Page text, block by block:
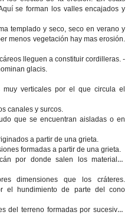
se forman los valles encajados y
templado y seco, seco en verano y
menos vegetación hay mas erosión.
lleguen a constituir cordilleras. -
glacis.
verticales por el que circula el
canales y surcos.
que se encuentran aisladas o en
a partir de una grieta.
formadas a partir de una grieta.
por donde salen los materiales
dimensiones que los cráteres.
el hundimiento de parte del cono
del terreno formadas por sucesivas